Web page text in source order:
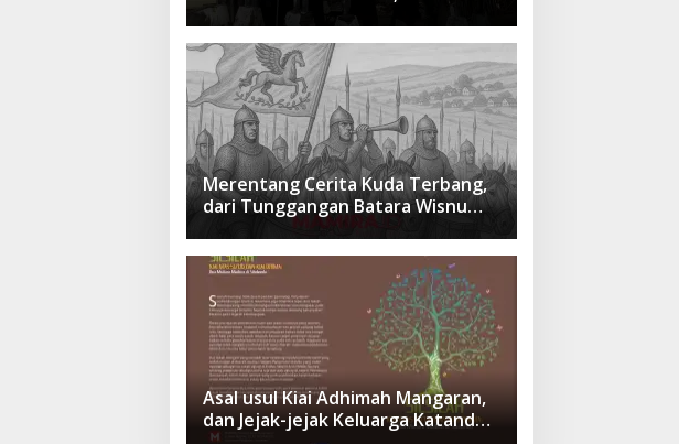
cita Besar Sang Penerus
Menusantara dan Mendunia
Merentang Cerita Kuda Terbang,
dari Tunggangan Batara Wisnu
Hingga Simbol Ketangguhan Para
Kesatria
Asal usul Kiai Adhimah Mangaran,
dan Jejak-jejak Keluarga Katandur